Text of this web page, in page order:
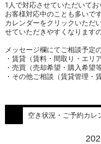
1人で対応させていただいてお
お客様対応中のことも多いです
カレンダーをクリックいただ
せていただきやすくなります
メッセージ欄にてご相談予定
・賃貸（賃料・間取り・エリ
・売買（売却希望・購入希望等
・その他ご相談（賃貸管理・
空き状況・ご予約カレ